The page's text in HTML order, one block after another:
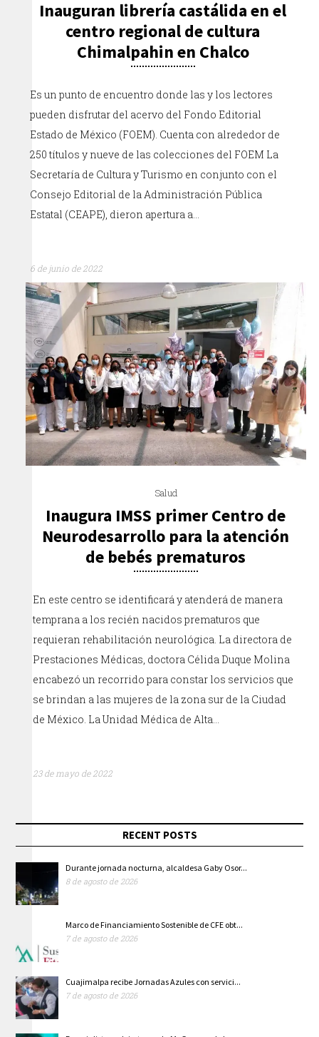
Inauguran librería castálida en el
centro regional de cultura
Chimalpahin en Chalco
Es un punto de encuentro donde las y los lectores
pueden disfrutar del acervo del Fondo Editorial
Estado de México (FOEM). Cuenta con alrededor de
250 títulos y nueve de las colecciones del FOEM La
Secretaría de Cultura y Turismo en conjunto con el
Consejo Editorial de la Administración Pública
Estatal (CEAPE), dieron apertura a…
6 de junio de 2022
Salud
Inaugura IMSS primer Centro de
Neurodesarrollo para la atención
de bebés prematuros
En este centro se identificará y atenderá de manera
temprana a los recién nacidos prematuros que
requieran rehabilitación neurológica. La directora de
Prestaciones Médicas, doctora Célida Duque Molina
encabezó un recorrido para constar los servicios que
se brindan a las mujeres de la zona sur de la Ciudad
de México. La Unidad Médica de Alta…
23 de mayo de 2022
RECENT POSTS
Durante jornada nocturna, alcaldesa Gaby Osor...
8 de agosto de 2026
Marco de Financiamiento Sostenible de CFE obt...
7 de agosto de 2026
Cuajimalpa recibe Jornadas Azules con servici...
7 de agosto de 2026